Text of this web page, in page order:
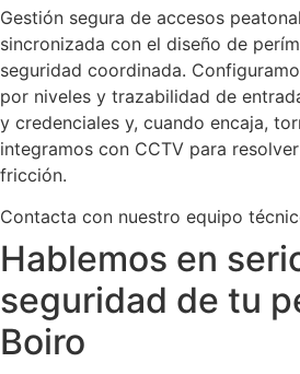
Gestión segura de accesos
sincronizada con el diseño de
seguridad coordinada.
por niveles y trazabilidad de
y credenciales y, cuando encaja,
integramos con CCTV para
fricción.
Contacta con nuestro equipo
Hablemos en
seguridad de tu
Boiro